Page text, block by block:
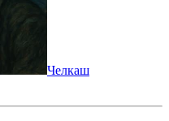
Челкаш